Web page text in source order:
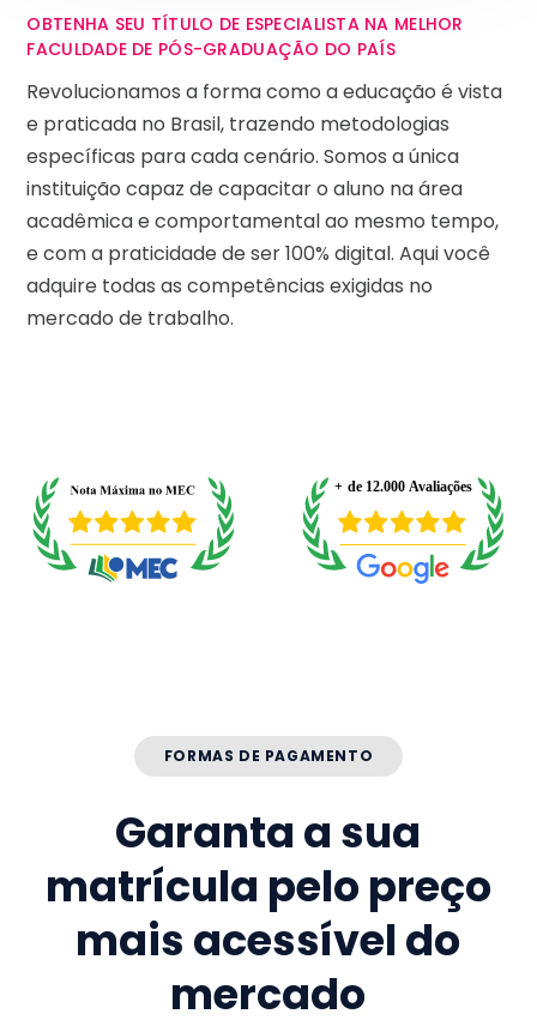
OBTENHA SEU TÍTULO DE ESPECIALISTA NA MELHOR
FACULDADE DE PÓS-GRADUAÇÃO DO PAÍS
Revolucionamos a forma como a educação é vista
e praticada no Brasil, trazendo metodologias
específicas para cada cenário. Somos a única
instituição capaz de capacitar o aluno na área
acadêmica e comportamental ao mesmo tempo,
e com a praticidade de ser 100% digital. Aqui você
adquire todas as competências exigidas no
mercado de trabalho.
FORMAS DE PAGAMENTO
Garanta a sua
matrícula pelo preço
mais acessível do
mercado